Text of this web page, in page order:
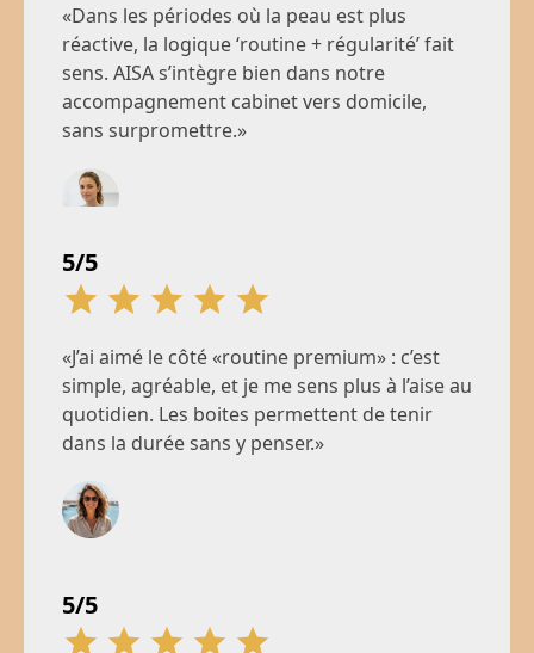
«Dans les périodes où la peau est plus
réactive, la logique ‘routine + régularité’ fait
sens. AISA s’intègre bien dans notre
accompagnement cabinet vers domicile,
sans surpromettre.»
Émilie V.
Infirmière esthétique, Lyon
5/5
«J’ai aimé le côté «routine premium» : c’est
simple, agréable, et je me sens plus à l’aise au
quotidien. Les boites permettent de tenir
dans la durée sans y penser.»
34 ans, Marseille
5/5
5/5